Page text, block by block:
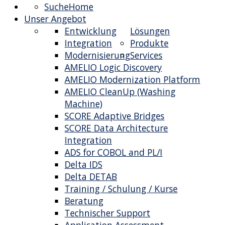
Home
Suche
Unser Angebot
Lösungen
Entwicklung
Integration
Modernisierung
Produkte
AMELIO Logic Discovery
AMELIO Modernization Platform
AMELIO CleanUp (Washing
Machine)
SCORE Adaptive Bridges
SCORE Data Architecture
Integration
ADS for COBOL and PL/I
Delta IDS
Delta DETAB
Services
Training / Schulung / Kurse
Beratung
Technischer Support